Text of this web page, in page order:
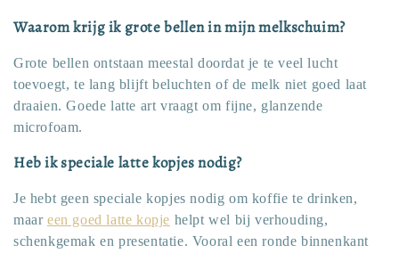
Waarom krijg ik grote bellen in mijn melkschuim?
Grote bellen ontstaan meestal doordat je te veel lucht
toevoegt, te lang blijft beluchten of de melk niet goed laat
draaien. Goede latte art vraagt om fijne, glanzende
microfoam.
Heb ik speciale latte kopjes nodig?
Je hebt geen speciale kopjes nodig om koffie te drinken,
maar een goed latte kopje helpt wel bij verhouding,
schenkgemak en presentatie. Vooral een ronde binnenkant